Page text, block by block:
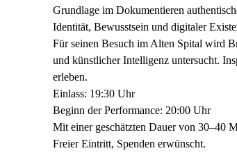
Grundlage im Dokumentieren
Identität, Bewusstsein und digitaler
Für seinen Besuch im Alten Spital wird
und künstlicher Intelligenz untersucht.
erleben.
Einlass: 19:30 Uhr
Beginn der Performance: 20:00 Uhr
Mit einer geschätzten Dauer von 30–40
Freier Eintritt, Spenden erwünscht.